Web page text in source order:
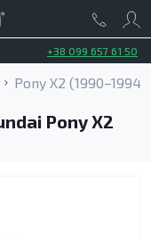
+38 099 657 61 50
Pony X2 (1990–1994)
Pony X2